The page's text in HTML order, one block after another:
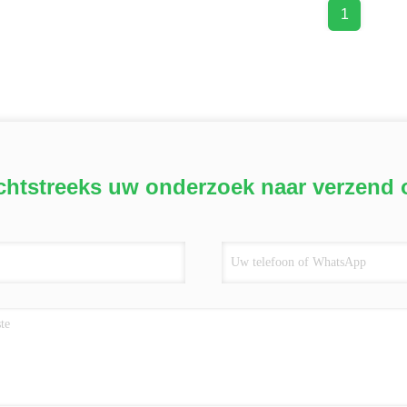
1
uw onderzoek naar verzend